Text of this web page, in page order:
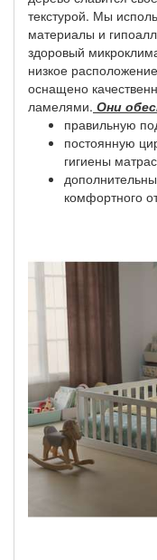
текстурой. Мы
материалы и
здоровый
низкое
оснащено
ламелями. Они
правильную
постоянную
гигиены
комфортного